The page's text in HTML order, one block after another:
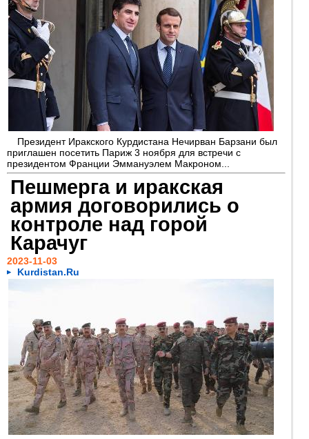
Президент Иракского Курдистана Нечирван Барзани был
приглашен посетить Париж 3 ноября для встречи с
президентом Франции Эммануэлем Макроном...
Пешмерга и иракская
армия договорились о
контроле над горой
Карачуг
2023-11-03
Kurdistan.Ru